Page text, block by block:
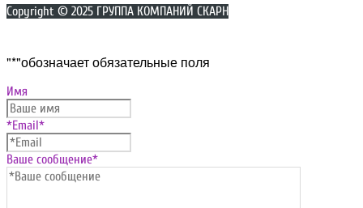
Copyright © 2025 ГРУППА КОМПАНИЙ СКАРН
вверх
"*"обозначает обязательные поля
Имя
*Email*
Ваше сообщение*